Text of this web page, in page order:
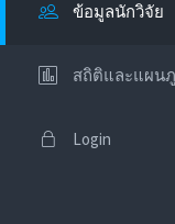
ข้อมูลนักวิจัย
สถิติและแผน
Login